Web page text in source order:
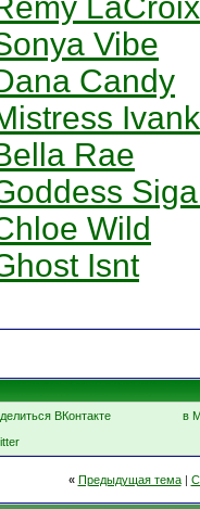
LaCroix
Vibe
Candy
Rae
Wild
Isnt
ВКонтакте
в
« Предыдущая тема|